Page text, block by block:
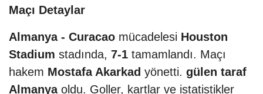
Maçı Detaylar
Almanya - Curacao mücadelesi Houston
Stadium stadında, 7-1 tamamlandı. Maçı
hakem Mostafa Akarkad yönetti. gülen taraf
Almanyaoldu. Goller, kartlar ve istatistikler